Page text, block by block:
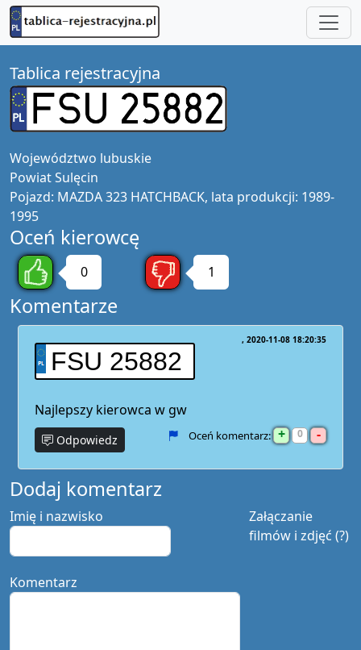
Tablica rejestracyjna
Województwo lubuskie
PowiatSulęcin
Pojazd: MAZDA 323 HATCHBACK, lata produkcji: 1989-
1995
Oceń kierowcę
0 1
Komentarze
FSU 25882
2020-11-08 18:20:35
Najlepszy kierowca w gw
Odpowiedz Oceń komentarz: + 0 -
Dodaj komentarz
Załączanie
filmów i zdjęć (?)
Imię i nazwisko
Komentarz